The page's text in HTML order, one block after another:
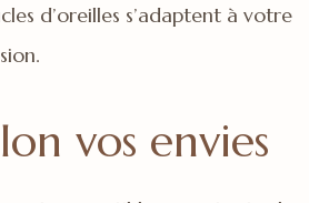
d’oreilles s’adaptent à votre
vos envies